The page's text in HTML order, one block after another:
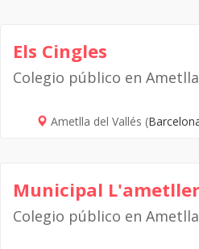
Els Cingles
Colegio público en
Ametlla del Vallés (
Municipal L'ametller
Colegio público en